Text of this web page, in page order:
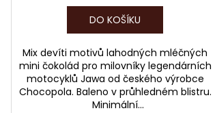
DO KOŠÍKU
Mix devíti motivů lahodných mléčných
mini čokolád pro milovníky legendárních
motocyklů Jawa od českého výrobce
Chocopola. Baleno v průhledném blistru.
Minimální...